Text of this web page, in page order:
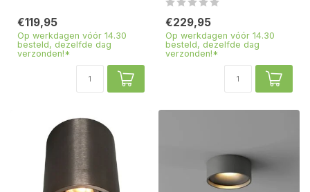
€119,95
Op werkdagen vóór 14.30
besteld, dezelfde dag
verzonden!*
€229,95
Op werkdagen vóór 14.30
besteld, dezelfde dag
verzonden!*